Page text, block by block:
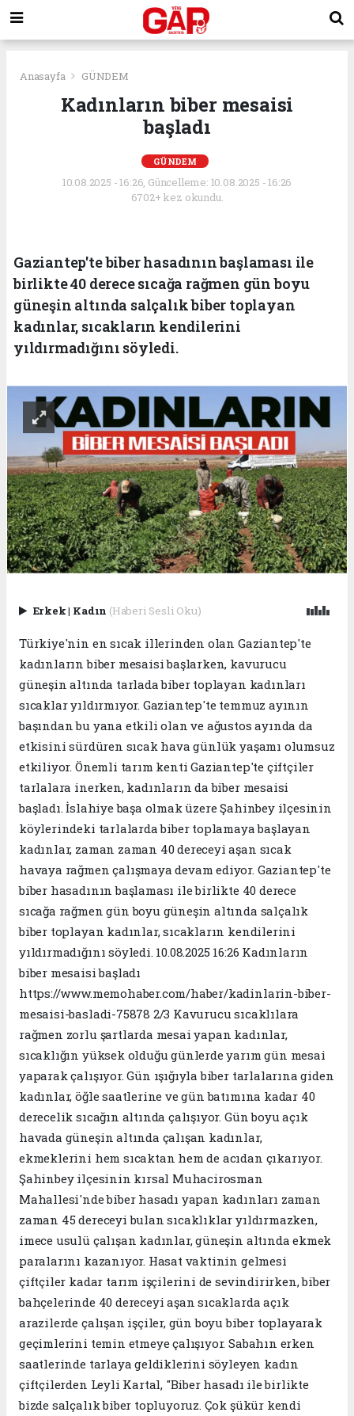
Anasayfa GÜNDEM
Kadınların biber mesaisi
başladı
GÜNDEM
10.08.2025 - 16:26, Güncelleme: 10.08.2025 - 16:26
6702+ kez okundu.
Gaziantep'te biber hasadının başlaması ile
birlikte 40 derece sıcağa rağmen gün boyu
güneşin altında salçalık biber toplayan
kadınlar, sıcakların kendilerini
yıldırmadığını söyledi.
Erkek| Kadın (Haberi Sesli Oku)
Türkiye'nin en sıcak illerinden olan Gaziantep'te
kadınların biber mesaisi başlarken, kavurucu
güneşin altında tarlada biber toplayan kadınları
sıcaklar yıldırmıyor. Gaziantep'te temmuz ayının
başından bu yana etkili olan ve ağustos ayında da
etkisini sürdüren sıcak hava günlük yaşamı olumsuz
etkiliyor. Önemli tarım kenti Gaziantep'te çiftçiler
tarlalara inerken, kadınların da biber mesaisi
başladı. İslahiye başa olmak üzere Şahinbey ilçesinin
köylerindeki tarlalarda biber toplamaya başlayan
kadınlar, zaman zaman 40 dereceyi aşan sıcak
havaya rağmen çalışmaya devam ediyor. Gaziantep'te
biber hasadının başlaması ile birlikte 40 derece
sıcağa rağmen gün boyu güneşin altında salçalık
biber toplayan kadınlar, sıcakların kendilerini
yıldırmadığını söyledi. 10.08.2025 16:26 Kadınların
biber mesaisi başladı
https://www.memohaber.com/haber/kadinlarin-biber-
mesaisi-basladi-75878 2/3 Kavurucu sıcaklılara
rağmen zorlu şartlarda mesai yapan kadınlar,
sıcaklığın yüksek olduğu günlerde yarım gün mesai
yaparak çalışıyor. Gün ışığıyla biber tarlalarına giden
kadınlar, öğle saatlerine ve gün batımına kadar 40
derecelik sıcağın altında çalışıyor. Gün boyu açık
havada güneşin altında çalışan kadınlar,
ekmeklerini hem sıcaktan hem de acıdan çıkarıyor.
Şahinbey ilçesinin kırsal Muhacirosman
Mahallesi'nde biber hasadı yapan kadınları zaman
zaman 45 dereceyi bulan sıcaklıklar yıldırmazken,
imece usulü çalışan kadınlar, güneşin altında ekmek
paralarını kazanıyor. Hasat vaktinin gelmesi
çiftçiler kadar tarım işçilerini de sevindirirken, biber
bahçelerinde 40 dereceyi aşan sıcaklarda açık
arazilerde çalışan işçiler, gün boyu biber toplayarak
geçimlerini temin etmeye çalışıyor. Sabahın erken
saatlerinde tarlaya geldiklerini söyleyen kadın
çiftçilerden Leyli Kartal, "Biber hasadı ile birlikte
bizde salçalık biber topluyoruz. Çok şükür kendi